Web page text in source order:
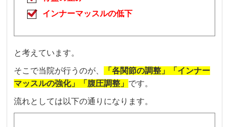
インナーマッスルの低下
と考えています。
そこで当院が行うのが、
「各関節の調整」「インナー
マッスルの強化」「腹圧調整」 です。
流れとしては以下の通りになります。